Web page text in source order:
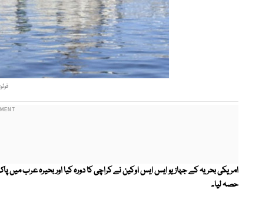
امریکی بحریہ کے جہاز یو ایس ایس اوکین نے کراچی کا دورہ کیا اور بحیرہ عرب
حصہ لیا۔